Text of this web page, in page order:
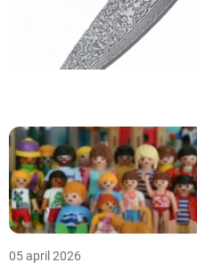
05 april 2026